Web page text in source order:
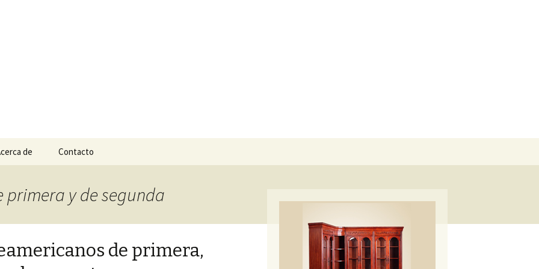
de Contacto
primera y de segunda
de primera,